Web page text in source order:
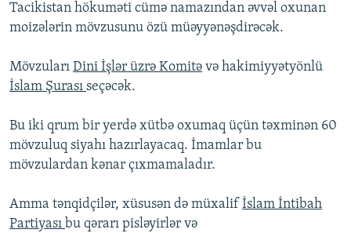
BIZIMLƏ ƏLAQƏ
Tacikistan hökuməti cümə namazından əvvəl oxunan
moizələrin mövzusunu özü müəyyənəşdirəcək.
Mövzuları Dini İşlər üzrə Komitə və hakimiyyətyönlü
İslam Şurası seçəcək.
Bu iki qrum bir yerdə xütbə oxumaq üçün təxminən 60
mövzuluq siyahı hazırlayacaq. İmamlar bu
mövzulardan kənar çıxmamaladır.
Amma tənqidçilər, xüsusən də müxalif İslam İntibah
Partiyası bu qərarı pisləyirlər və